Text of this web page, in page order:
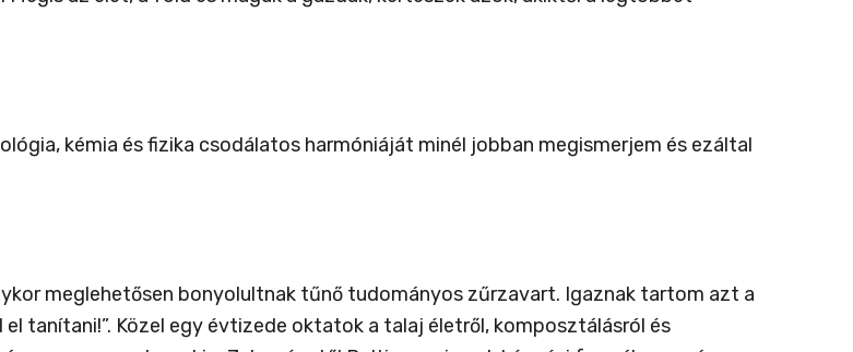
kémia és fizika csodálatos harmóniáját minél jobban megismerjem és ezáltal
meglehetősen bonyolultnak tűnő tudományos zűrzavart. Igaznak tartom azt a
tanítani!”. Közel egy évtizede oktatok a talaj életről, komposztálásról és